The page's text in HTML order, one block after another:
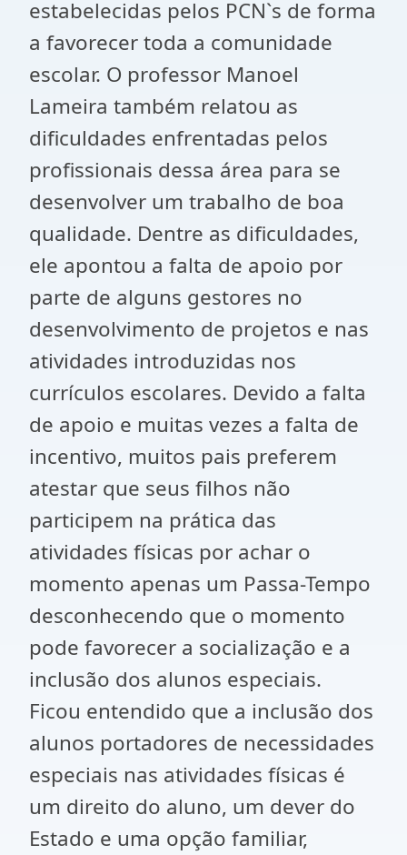
estabelecidas pelos PCN`s de forma
a favorecer toda a comunidade
escolar. O professor Manoel
Lameira também relatou as
dificuldades enfrentadas pelos
profissionais dessa área para se
desenvolver um trabalho de boa
qualidade. Dentre as dificuldades,
ele apontou a falta de apoio por
parte de alguns gestores no
desenvolvimento de projetos e nas
atividades introduzidas nos
currículos escolares. Devido a falta
de apoio e muitas vezes a falta de
incentivo, muitos pais preferem
atestar que seus filhos não
participem na prática das
atividades físicas por achar o
momento apenas um Passa-Tempo
desconhecendo que o momento
pode favorecer a socialização e a
inclusão dos alunos especiais.
Ficou entendido que a inclusão dos
alunos portadores de necessidades
especiais nas atividades físicas é
um direito do aluno, um dever do
Estado e uma opção familiar,